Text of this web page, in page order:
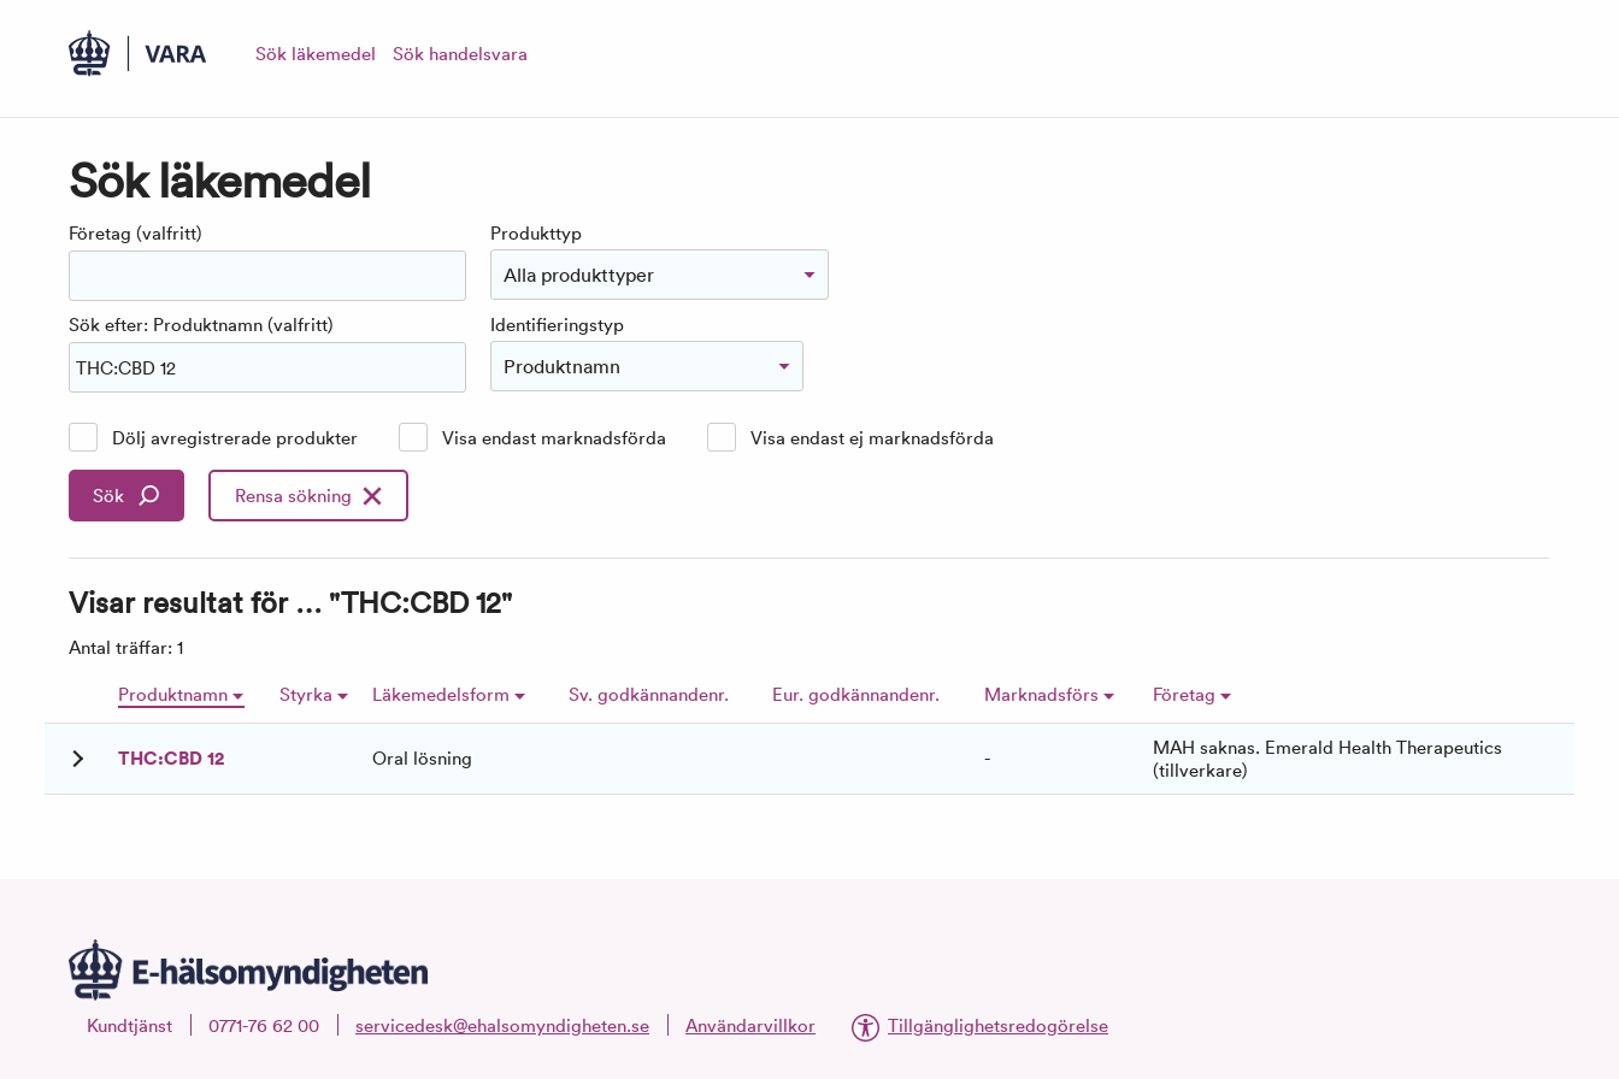
Sök läkemedel Sök handelsvara
Sök läkemedel
Företag (valfritt)
Produkttyp
Alla produkttyper
Sök efter: Produktnamn (valfritt)
Identifieringstyp
Produktnamn
Dölj avregistrerade produkter Visa endast marknadsförda Visa endast ej marknadsförda
Sök Rensa sökning
Visar resultat för … "THC:CBD 12"
Antal träffar: 1
Produktnamn
Styrka Läkemedelsform Sv. godkännandenr. Eur. godkännandenr. Marknadsförs Företag
THC:CBD 12 Oral lösning -
MAH saknas. Emerald Health Therapeutics
(tillverkare)
Kundtjänst 0771-76 62 00 servicedesk@ehalsomyndigheten.se Användarvillkor Tillgänglighetsredogörelse